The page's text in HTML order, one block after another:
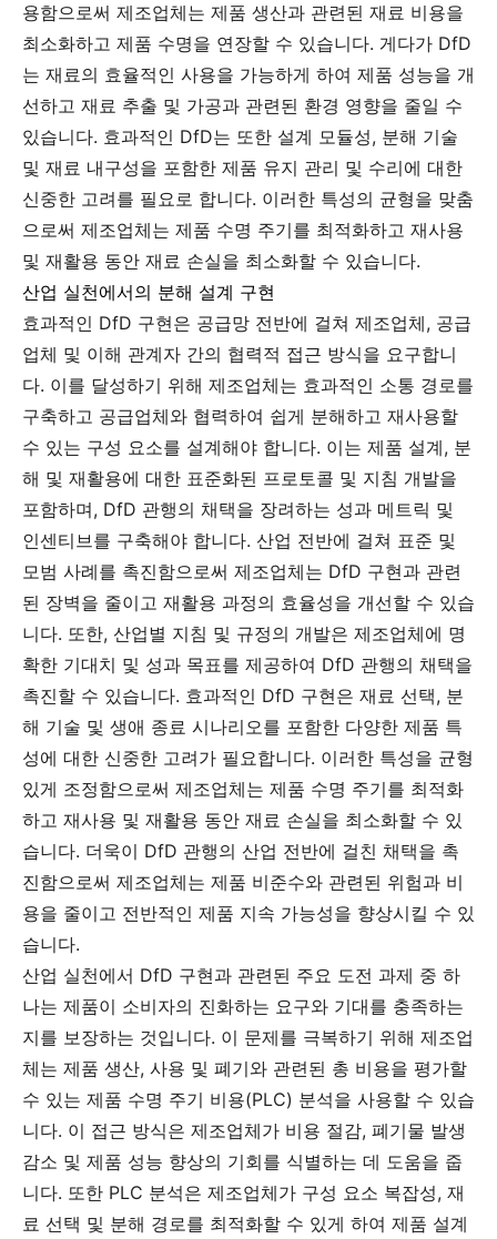
용함으로써 제조업체는 제품 생산과 관련된 재료 비용을
최소화하고 제품 수명을 연장할 수 있습니다. 게다가 DfD
는 재료의 효율적인 사용을 가능하게 하여 제품 성능을 개
선하고 재료 추출 및 가공과 관련된 환경 영향을 줄일 수
있습니다. 효과적인 DfD는 또한 설계 모듈성, 분해 기술
및 재료 내구성을 포함한 제품 유지 관리 및 수리에 대한
신중한 고려를 필요로 합니다. 이러한 특성의 균형을 맞춤
으로써 제조업체는 제품 수명 주기를 최적화하고 재사용
및 재활용 동안 재료 손실을 최소화할 수 있습니다.
산업 실천에서의 분해 설계 구현
효과적인 DfD 구현은 공급망 전반에 걸쳐 제조업체, 공급
업체 및 이해 관계자 간의 협력적 접근 방식을 요구합니
다. 이를 달성하기 위해 제조업체는 효과적인 소통 경로를
구축하고 공급업체와 협력하여 쉽게 분해하고 재사용할
수 있는 구성 요소를 설계해야 합니다. 이는 제품 설계, 분
해 및 재활용에 대한 표준화된 프로토콜 및 지침 개발을
포함하며, DfD 관행의 채택을 장려하는 성과 메트릭 및
인센티브를 구축해야 합니다. 산업 전반에 걸쳐 표준 및
모범 사례를 촉진함으로써 제조업체는 DfD 구현과 관련
된 장벽을 줄이고 재활용 과정의 효율성을 개선할 수 있습
니다. 또한, 산업별 지침 및 규정의 개발은 제조업체에 명
확한 기대치 및 성과 목표를 제공하여 DfD 관행의 채택을
촉진할 수 있습니다. 효과적인 DfD 구현은 재료 선택, 분
해 기술 및 생애 종료 시나리오를 포함한 다양한 제품 특
성에 대한 신중한 고려가 필요합니다. 이러한 특성을 균형
있게 조정함으로써 제조업체는 제품 수명 주기를 최적화
하고 재사용 및 재활용 동안 재료 손실을 최소화할 수 있
습니다. 더욱이 DfD 관행의 산업 전반에 걸친 채택을 촉
진함으로써 제조업체는 제품 비준수와 관련된 위험과 비
용을 줄이고 전반적인 제품 지속 가능성을 향상시킬 수 있
습니다.
산업 실천에서 DfD 구현과 관련된 주요 도전 과제 중 하
나는 제품이 소비자의 진화하는 요구와 기대를 충족하는
지를 보장하는 것입니다. 이 문제를 극복하기 위해 제조업
체는 제품 생산, 사용 및 폐기와 관련된 총 비용을 평가할
수 있는 제품 수명 주기 비용(PLC) 분석을 사용할 수 있습
니다. 이 접근 방식은 제조업체가 비용 절감, 폐기물 발생
감소 및 제품 성능 향상의 기회를 식별하는 데 도움을 줍
니다. 또한 PLC 분석은 제조업체가 구성 요소 복잡성, 재
료 선택 및 분해 경로를 최적화할 수 있게 하여 제품 설계